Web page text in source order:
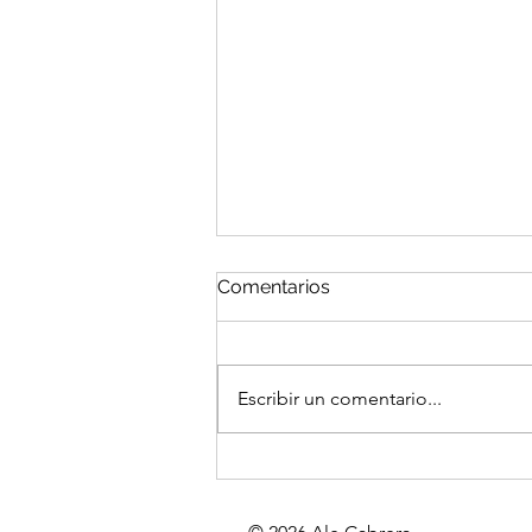
Comentarios
Escribir un comentario...